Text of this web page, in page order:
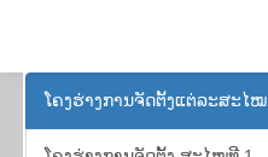
ໂຄງ​ຮ່າງ​ການ​ຈັດ​ຕັ້ງ​ແຕ່​ລະ​ສະ​ໄໝ